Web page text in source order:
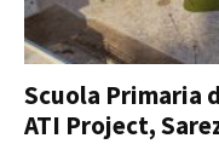
Scuola Primaria
ATI Project,